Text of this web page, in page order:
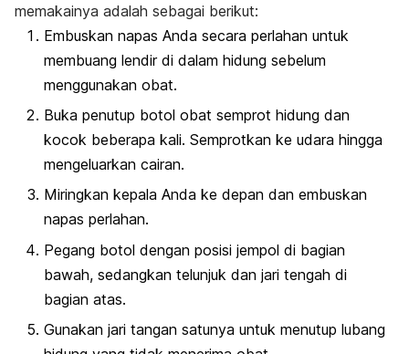
memakainya adalah sebagai berikut:
Embuskan napas Anda secara perlahan untuk
membuang lendir di dalam hidung sebelum
menggunakan obat.
Buka penutup botol obat semprot hidung dan
kocok beberapa kali. Semprotkan ke udara hingga
mengeluarkan cairan.
Miringkan kepala Anda ke depan dan embuskan
napas perlahan.
Pegang botol dengan posisi jempol di bagian
bawah, sedangkan telunjuk dan jari tengah di
bagian atas.
Gunakan jari tangan satunya untuk menutup lubang